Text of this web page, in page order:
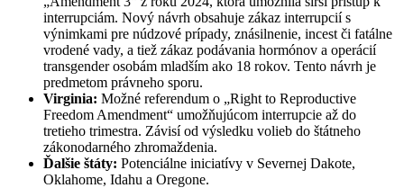
interrupciám. Nový návrh obsahuje zákaz interrupcií s
výnimkami pre núdzové prípady, znásilnenie, incest či fatálne
vrodené vady, a tiež zákaz podávania hormónov a operácií
transgender osobám mladším ako 18 rokov. Tento návrh je
predmetom právneho sporu.
Virginia: Možné referendum o „Right to Reproductive
Freedom Amendment“ umožňujúcom interrupcie až do
tretieho trimestra. Závisí od výsledku volieb do štátneho
zákonodarného zhromaždenia.
Ďalšie štáty: Potenciálne iniciatívy v Severnej Dakote,
Oklahome, Idahu a Oregone.